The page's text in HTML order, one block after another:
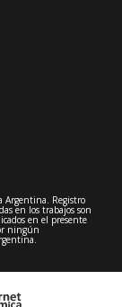
Argentina. Registro
en los trabajos son
en el presente
ningún